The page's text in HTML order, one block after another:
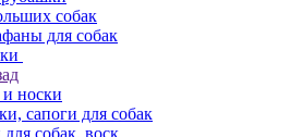
собак
для собак
носки
сапоги для собак
собак, воск